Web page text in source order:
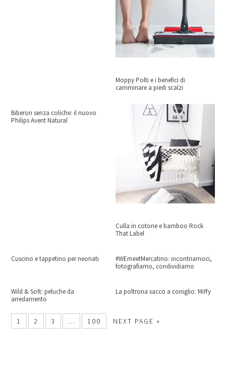
Moppy Polti e i benefici di
camminare a piedi scalzi
Biberon senza coliche: il nuovo
Philips Avent Natural
Culla in cotone e bamboo Rock
That Label
Cuscino e tappetino per neonati
#WEmeetMercatino: incontriamoci,
fotografiamo, condividiamo
Wild & Soft: peluche da
arredamento
La poltrona sacco a coniglio: Miffy
1 2 3 … 100 NEXT PAGE »